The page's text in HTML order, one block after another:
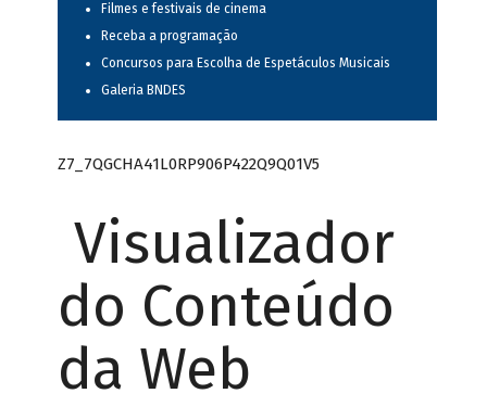
Filmes e festivais de cinema
Receba a programação
Concursos para Escolha de Espetáculos Musicais
Galeria BNDES
Z7_7QGCHA41L0RP906P422Q9Q01V5
Visualizador
do Conteúdo
da Web